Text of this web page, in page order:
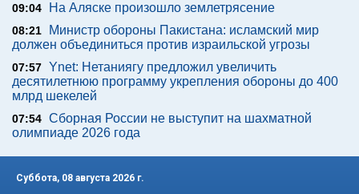
09:04 На Аляске произошло землетрясение
08:21
Министр обороны Пакистана: исламский мир
должен объединиться против израильской угрозы
07:57 Ynet: Нетаниягу предложил увеличить
десятилетнюю программу укрепления обороны до 400
млрд шекелей
07:54 Сборная России не выступит на шахматной
олимпиаде 2026 года
Суббота, 08 августа 2026 г.